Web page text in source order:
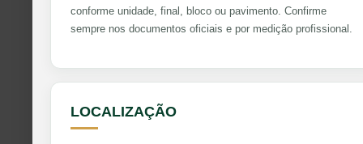
conforme unidade, final, bloco ou pavimento. Confirme
sempre nos documentos oficiais e por medição profissional.
LOCALIZAÇÃO